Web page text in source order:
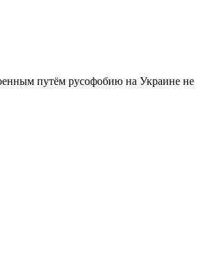
путём русофобию на Украине не